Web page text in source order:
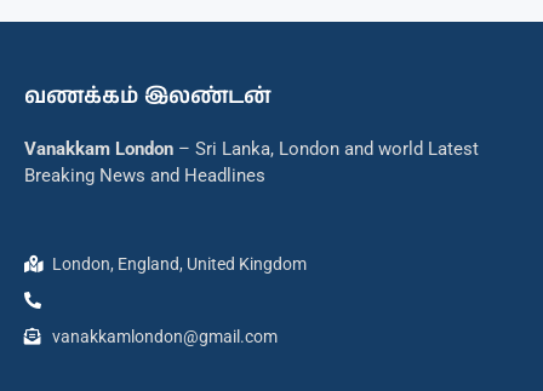
வணக்கம் இலண்டன்
Vanakkam London – Sri Lanka, London and world Latest
Breaking News and Headlines
London, England, United Kingdom
vanakkamlondon@gmail.com